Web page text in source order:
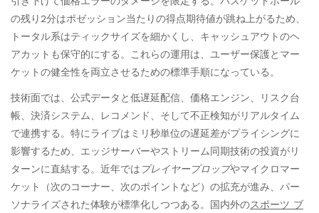
の残り2分はポゼッション当たりの得点期待値が跳ね上がるため、
トータル系はティックサイズを細かくし、キャッシュアウトのヘ
アカットも保守的にする。これらの運用は、ユーザー保護とマー
ケットの健全性を両立させるための標準手順になっている。
技術面では、公式データと低遅延配信、価格エンジン、リスク台
帳、決済システム、レコメンド、そして不正検知がリアルタイム
で連携する。特にライブはミリ秒単位の遅延差がプライシングに
影響するため、エッジサーバーやストリーム同期技術の投資がリ
ターンに直結する。近年では プレイヤープロップやマイクロマー
ケット（次のコーナー、次のポイントなど）の拡充が進み、パー
ソナライズされた体験が標準化しつつある。国内外のスポーツ ブ